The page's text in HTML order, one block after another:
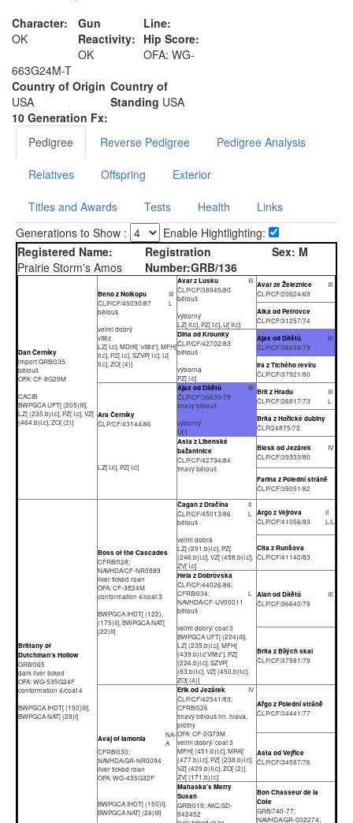
Character:
OK
Gun
Reactivity:
OK
Line:
Hip Score:
OFA: WG-
663G24M-T
Country of Origin
USA
Country of
Standing USA
10 Generation Fx:
Pedigree Reverse Pedigree Pedigree Analysis
Relatives Offspring Exterior
Titles and Awards Tests Health
Links
Generations to Show :
Enable Hightlighting:
Registered Name:
Prairie Storm's Amos
Registration
Number:GRB/136
Sex: M
Dan Černíky
import GRB/035
bělouš
OFA: CF-8G29M
CACIB
BWPGCA UFT[ (205)III],
LZ[ (235.b)I.c], PZ[ I.c], VZ[
(464.b)I.c], ZO[ (2)]
Beno z Nolkopu
III
ČLP/CF/45030/87
L
bělouš
velmi dobrý
vítěz
LZ[ I.c], MDrK[ 'vítěz'], MFH[
II.c], PZ[ I.c], SZVP[ I.c], U[
II.c], ZO[ (4)]
Avar z Lusku
III
ČLP/CF/38945/80
bělouš
výborný
LZ[ II.c], PZ[ I.c], U[ II.c]
Avar ze Železnice
III
ČLP/CF/20604/69
Alka od Petrovce
ČLP/CF/31257/74
Dina od Krounky
ČLP/CF/42702/83
bělouš
výborná
PZ[ I.c]
Ajax od Dítětů
III
ČLP/CF/36639/79
Ira z Tichého revíru
ČLP/CF/37921/80
Ara Černíky
ČLP/CF/43144/86
LZ[ I.c], PZ[ I.c]
Ajax od Dítětů
III
ČLP/CF/36639/79
tmavý bělouš
výborný
U[ ]
Brit z Hradu
III
ČLP/CF/26817/73
L
Brita z Hořické dubiny
ČLP/24875/72
Asta z Libenské
bažantnice
ČLP/CF/42734/84
tmavý bělouš
Blesk od Jezárek
IV
ČLP/CF/39333/80
Farina z Polední stráně
ČLP/CF/39051/82
Brittany of
Dutchman's Hollow
GRB/065
dark liver ticked
OFA: WG-535G24F
conformation 4/coat 4
BWPGCA IHDT[ (150)III],
BWPGCA NAT[ (28)I]
Boss of the Cascades
CFRB/028;
NAVHDA/CF-NR0589
liver ticked roan
OFA: CF-3E24M
conformation 4/coat 3
BWPGCA IHDT[ (122),
(175)II], BWPGCA NAT[
(22)II]
Čagan z Dračína
II
ČLP/CF/45013/86
L
bělouš
velmi dobrá
LZ[ (291.b)I.c], PZ[
(246.b)I.c], VZ[ (458.b)I.c],
ZV[ I.c]
Argo z Vejrova
II
ČLP/CF/41056/83
L/L
Cita z Runšova
ČLP/CF/41140/83
Hela z Dobrovska
ČLP/CF/44026/86;
CFRB/034;
NAVHDA/CF-UV00011
L
bělouš
velmi dobrý/ coat 3
BWPGCA UFT[ (224)III],
LZ[ (235.b)I.c], MFH[
(439.b)I.c'Vítěz'], PZ[
(226.b)I.c], SZVP[
(83.b)I.c], VZ[ (450.b)I.c],
ZO[ (4)]
Alan od Dítětů
III
ČLP/CF/36640/79
Brita z Bílých skal
ČLP/CF/37581/79
Avaj of Iamonia
NA-
A
CFRB/030;
NAVHDA/GR-NR0094
liver ticked roan
OFA: WG-435G32F
BWPGCA IHDT[ (150)I],
BWPGCA NAT[ (24)III]
Erik od Jezárek
IV
ČLP/CF/42541/83;
CFRB/026
tmavý bělouš hn. hlava,
plotny
OFA: CF-2G73M
velmi dobrý/ coat 3
MFH[ (451.b)I.c], MRK[
(477.b)I.c], PZ[ (238.b)I.c],
VZ[ (429.b)II.c], ZO[ (2)],
ZV[ (171.b)I.c]
Ařgo z Polední stráně
ČLP/CF/34441/77
Asta od Vejřice
ČLP/CF/34587/76
Mahaska's Merry
Susan
GRB/019; AKC/SD-
942452
Bon Chasseur de la
Cote
GRB/740-77;
NAVHDA/GR-002274;